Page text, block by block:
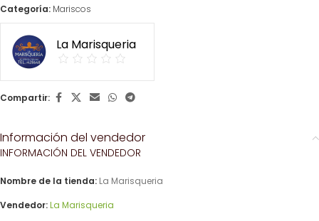
Categoría: Mariscos
La Marisqueria
Compartir:
Información del vendedor
INFORMACIÓN DEL VENDEDOR
Nombre de la tienda: La Marisqueria
Vendedor:La Marisqueria